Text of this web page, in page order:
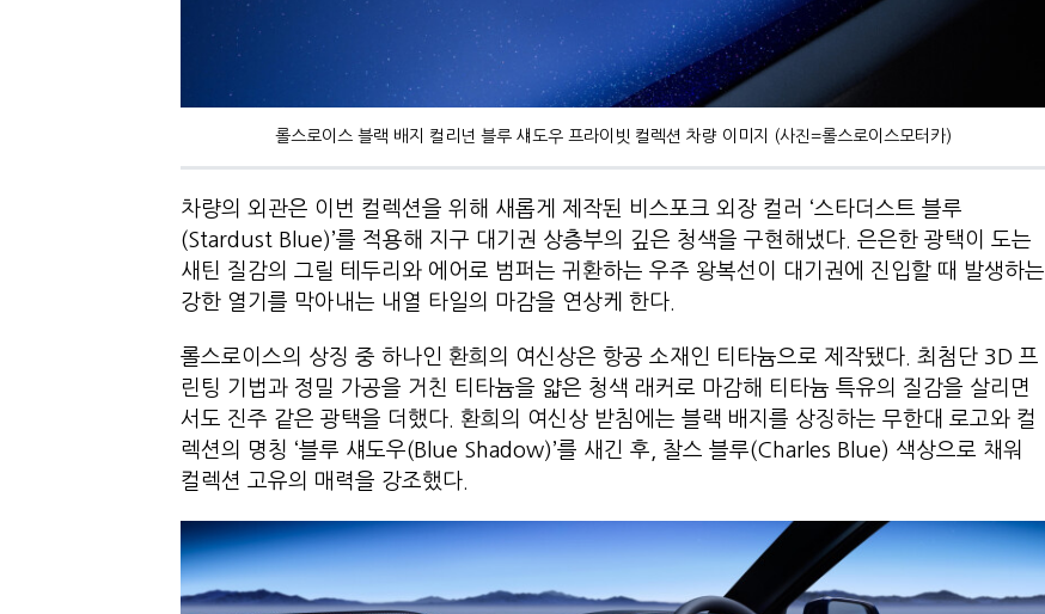
롤스로이스 블랙 배지 컬리넌 블루 섀도우 프라이빗 컬렉션 차량 이미지 (사진=롤스로이스모터카)
차량의 외관은 이번 컬렉션을 위해 새롭게 제작된 비스포크 외장 컬러 ‘스타더스트 블루
(Stardust Blue)’를 적용해 지구 대기권 상층부의 깊은 청색을 구현해냈다. 은은한 광택이 도는
새틴 질감의 그릴 테두리와 에어로 범퍼는 귀환하는 우주 왕복선이 대기권에 진입할 때 발생하는
강한 열기를 막아내는 내열 타일의 마감을 연상케 한다.
롤스로이스의 상징 중 하나인 환희의 여신상은 항공 소재인 티타늄으로 제작됐다. 최첨단 3D 프
린팅 기법과 정밀 가공을 거친 티타늄을 얇은 청색 래커로 마감해 티타늄 특유의 질감을 살리면
서도 진주 같은 광택을 더했다. 환희의 여신상 받침에는 블랙 배지를 상징하는 무한대 로고와 컬
렉션의 명칭 ‘블루 섀도우(Blue Shadow)’를 새긴 후, 찰스 블루(Charles Blue) 색상으로 채워
컬렉션 고유의 매력을 강조했다.